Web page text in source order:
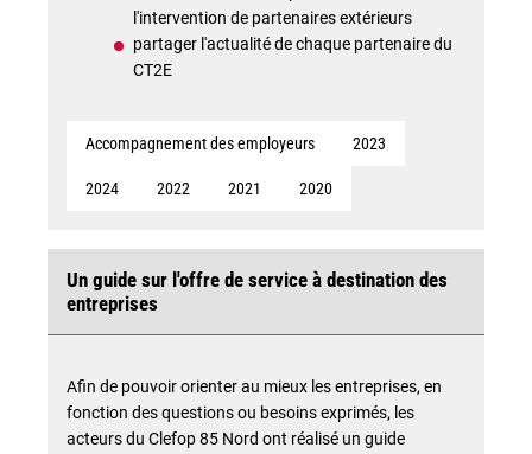
l'intervention de partenaires extérieurs
partager l'actualité de chaque partenaire du
CT2E
Accompagnement des employeurs 2023
2024 2022 2021 2020
Un guide sur l'offre de service à destination des
entreprises
Afin de pouvoir orienter au mieux les entreprises, en
fonction des questions ou besoins exprimés, les
acteurs du Clefop 85 Nord ont réalisé un guide